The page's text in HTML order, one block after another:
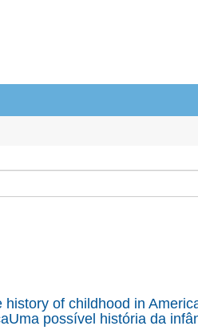
history of childhood in
possível história da